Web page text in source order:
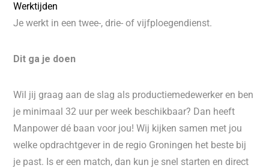
Werktijden
Je werkt in een twee-, drie- of vijfploegendienst.
Dit ga je doen
Wil jij graag aan de slag als productiemedewerker en ben
je minimaal 32 uur per week beschikbaar? Dan heeft
Manpower dé baan voor jou! Wij kijken samen met jou
welke opdrachtgever in de regio Groningen het beste bij
je past. Is er een match, dan kun je snel starten en direct